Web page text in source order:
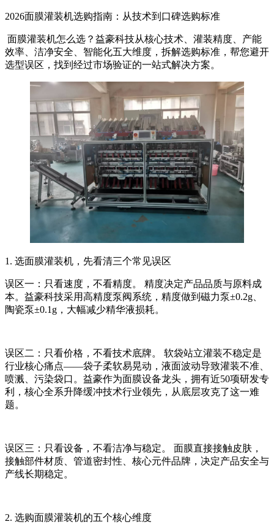
2026面膜灌装机选购指南：从技术到口碑选购标准
面膜灌装机怎么选？益豪科技从核心技术、灌装精度、产能
效率、洁净安全、智能化五大维度，拆解选购标准，帮您避开
选型误区，找到经过市场验证的一站式解决方案。
1. 选面膜灌装机，先看清三个常见误区
误区一：只看速度，不看精度。 精度决定产品品质与原料成
本。益豪科技采用高精度泵阀系统，精度做到磁力泵±0.2g、
陶瓷泵±0.1g，大幅减少精华液损耗。
误区二：只看价格，不看技术底牌。 软袋站立灌装不稳定是
行业核心痛点——袋子柔软易晃动，液面波动导致灌装不准、
喷溅、污染袋口。益豪作为面膜设备龙头，拥有近50项研发专
利，核心全系升降缓冲技术行业领先，从底层攻克了这一难
题。
误区三：只看设备，不看洁净与稳定。 面膜直接接触皮肤，
接触部件材质、管道密封性、核心元件品牌，决定产品安全与
产线长期稳定。
2. 选购面膜灌装机的五个核心维度